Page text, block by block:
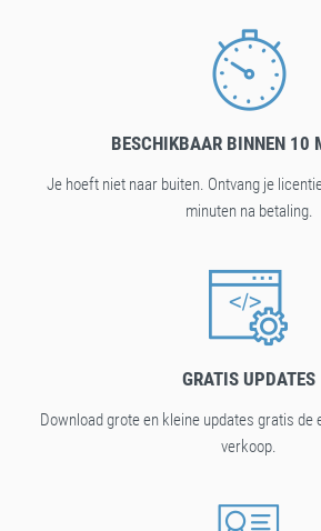
BESCHIKBAAR BINNEN 10
Je hoeft niet naar buiten. Ontvang je
minuten na betaling.
GRATIS UPDATES
Download grote en kleine updates gratis de
verkoop.